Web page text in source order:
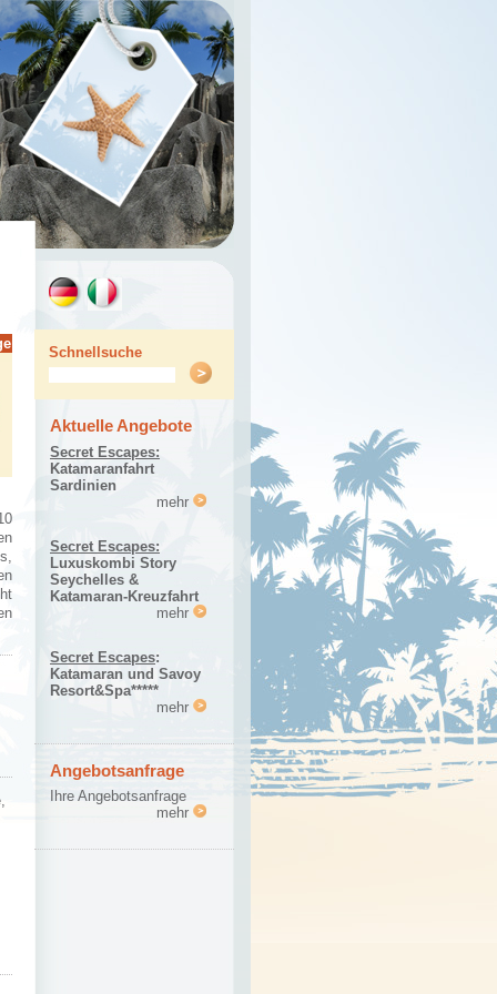
Schnellsuche
Aktuelle Angebote
Secret Escapes:
Katamaranfahrt
Sardinien
mehr
Secret Escapes:
Luxuskombi Story
Seychelles &
Katamaran-Kreuzfahrt
mehr
Secret Escapes:
Katamaran und Savoy
Resort&Spa*****
mehr
Angebotsanfrage
Ihre Angebotsanfrage
mehr